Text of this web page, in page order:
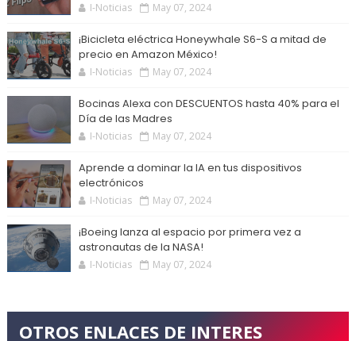
I-Noticias May 07, 2024
¡Bicicleta eléctrica Honeywhale S6-S a mitad de
precio en Amazon México!
I-Noticias May 07, 2024
Bocinas Alexa con DESCUENTOS hasta 40% para el
Día de las Madres
I-Noticias May 07, 2024
Aprende a dominar la IA en tus dispositivos
electrónicos
I-Noticias May 07, 2024
¡Boeing lanza al espacio por primera vez a
astronautas de la NASA!
I-Noticias May 07, 2024